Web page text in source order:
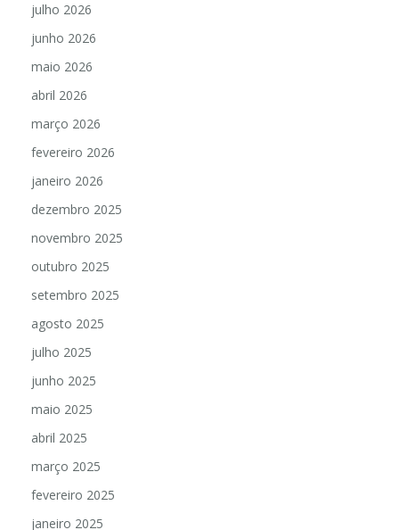
julho 2026
junho 2026
maio 2026
abril 2026
março 2026
fevereiro 2026
janeiro 2026
dezembro 2025
novembro 2025
outubro 2025
setembro 2025
agosto 2025
julho 2025
junho 2025
maio 2025
abril 2025
março 2025
fevereiro 2025
janeiro 2025